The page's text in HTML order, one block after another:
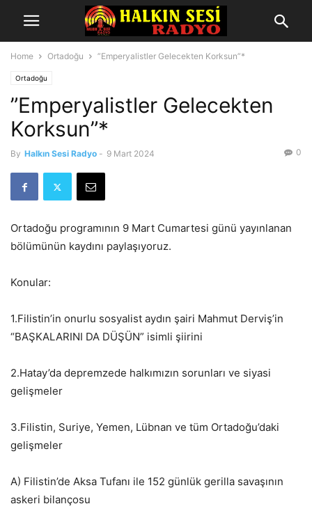
Home Ortadoğu ”Emperyalistler Gelecekten Korksun”*
Ortadoğu
”Emperyalistler Gelecekten
Korksun”*
By Halkın Sesi Radyo - 9 Mart 2024 0
Ortadoğu programının 9 Mart Cumartesi günü yayınlanan
bölümünün kaydını paylaşıyoruz.
Konular:
1.Filistin’in onurlu sosyalist aydın şairi Mahmut Derviş’in
“BAŞKALARINI DA DÜŞÜN” isimli şiirini
2.Hatay’da depremzede halkımızın sorunları ve siyasi
gelişmeler
3.Filistin, Suriye, Yemen, Lübnan ve tüm Ortadoğu’daki
gelişmeler
A) Filistin’de Aksa Tufanı ile 152 günlük gerilla savaşının
askeri bilançosu